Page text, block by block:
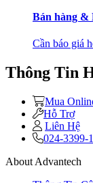
Bán hàng &
Cần báo giá
Thông Tin
Mua
Hỗ Trợ
Liên Hệ
024-3399-
About Advantech